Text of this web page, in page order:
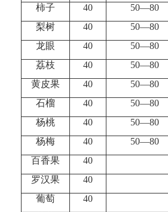
柿子
40 50—80
梨树
40 50—80
龙眼
40 50—80
荔枝
40 50—80
黄皮果
40 50—80
石榴
40 50—80
杨桃
40 50—80
杨梅
40 50—80
百香果
40
罗汉果
40
葡萄
40